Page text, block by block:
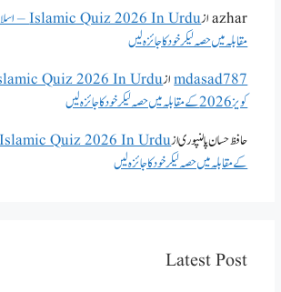
azharاز
مقابلہ میں حصہ لیکر خود کا جائزہ لیں
mdasad787از
کویز 2026 کے مقابلہ میں حصہ لیکر خود کا جائزہ لیں
حافظ حسان پالنپوریاز
کے مقابلہ میں حصہ لیکر خود کا جائزہ لیں
Latest Post